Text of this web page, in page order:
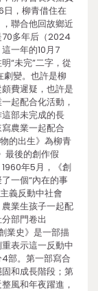
日，柳青借住在
聯合他回故鄉近
70多年后（2024
一年的10月7
“未完”二字，從
劇變。也許是柳
費遲疑，也許是
起配合化活動，
部未完成的長
農業一起配合
的出生》為柳青
最後的創作假
年5月，《創
一個“內在的事
義反動中社會
業生孩子一起配
部門卷出
業史》是一部描
表示這一反動中
部。第一部寫合
和成長階段；第
風和年夜躍進，